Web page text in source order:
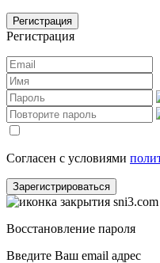
Регистрация
Регистрация
Согласен с условиями
Зарегистрироваться
Восстановление пароля
Введите Ваш email адрес